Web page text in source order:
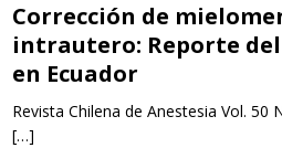
Corrección de
intrautero: Reporte
en Ecuador
Revista Chilena de Anestesia Vol. 50
[…]